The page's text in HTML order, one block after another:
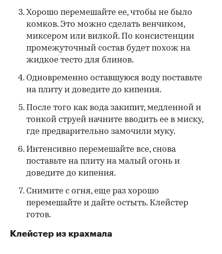
Хорошо перемешайте ее, чтобы не было
комков. Это можно сделать венчиком,
миксером или вилкой. По консистенции
промежуточный состав будет похож на
жидкое тесто для блинов.
Одновременно оставшуюся воду поставьте
на плиту и доведите до кипения.
После того как вода закипит, медленной и
тонкой струей начните вводить ее в миску,
где предварительно замочили муку.
Интенсивно перемешайте все, снова
поставьте на плиту на малый огонь и
доведите до кипения.
Снимите с огня, еще раз хорошо
перемешайте и дайте остыть. Клейстер
готов.
Клейстер из крахмала